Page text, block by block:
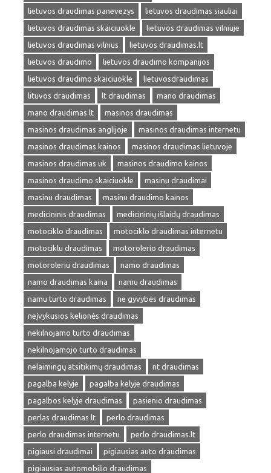
lietuvos draudimas panevezys
lietuvos draudimas siauliai
lietuvos draudimas skaiciuokle
lietuvos draudimas vilniuje
lietuvos draudimas vilnius
lietuvos draudimas.lt
lietuvos draudimo
lietuvos draudimo kompanijos
lietuvos draudimo skaiciuokle
lietuvosdraudimas
lituvos draudimas
lt draudimas
mano draudimas
mano draudimas.lt
masinos draudimas
masinos draudimas anglijoje
masinos draudimas internetu
masinos draudimas kainos
masinos draudimas lietuvoje
masinos draudimas uk
masinos draudimo kainos
masinos draudimo skaiciuokle
masinu draudimai
masinu draudimas
masinu draudimo kainos
medicininis draudimas
medicininių išlaidų draudimas
motociklo draudimas
motociklo draudimas internetu
motociklu draudimas
motorolerio draudimas
motoroleriu draudimas
namo draudimas
namo draudimas kaina
namu draudimas
namu turto draudimas
ne gyvybės draudimas
neįvykusios kelionės draudimas
nekilnojamo turto draudimas
nekilnojamojo turto draudimas
nelaimingų atsitikimų draudimas
nt draudimas
pagalba kelyje
pagalba kelyje draudimas
pagalbos kelyje draudimas
pasienio draudimas
perlas draudimas lt
perlo draudimas
perlo draudimas internetu
perlo draudimas.lt
pigiausi draudimai
pigiausias auto draudimas
pigiausias automobilio draudimas